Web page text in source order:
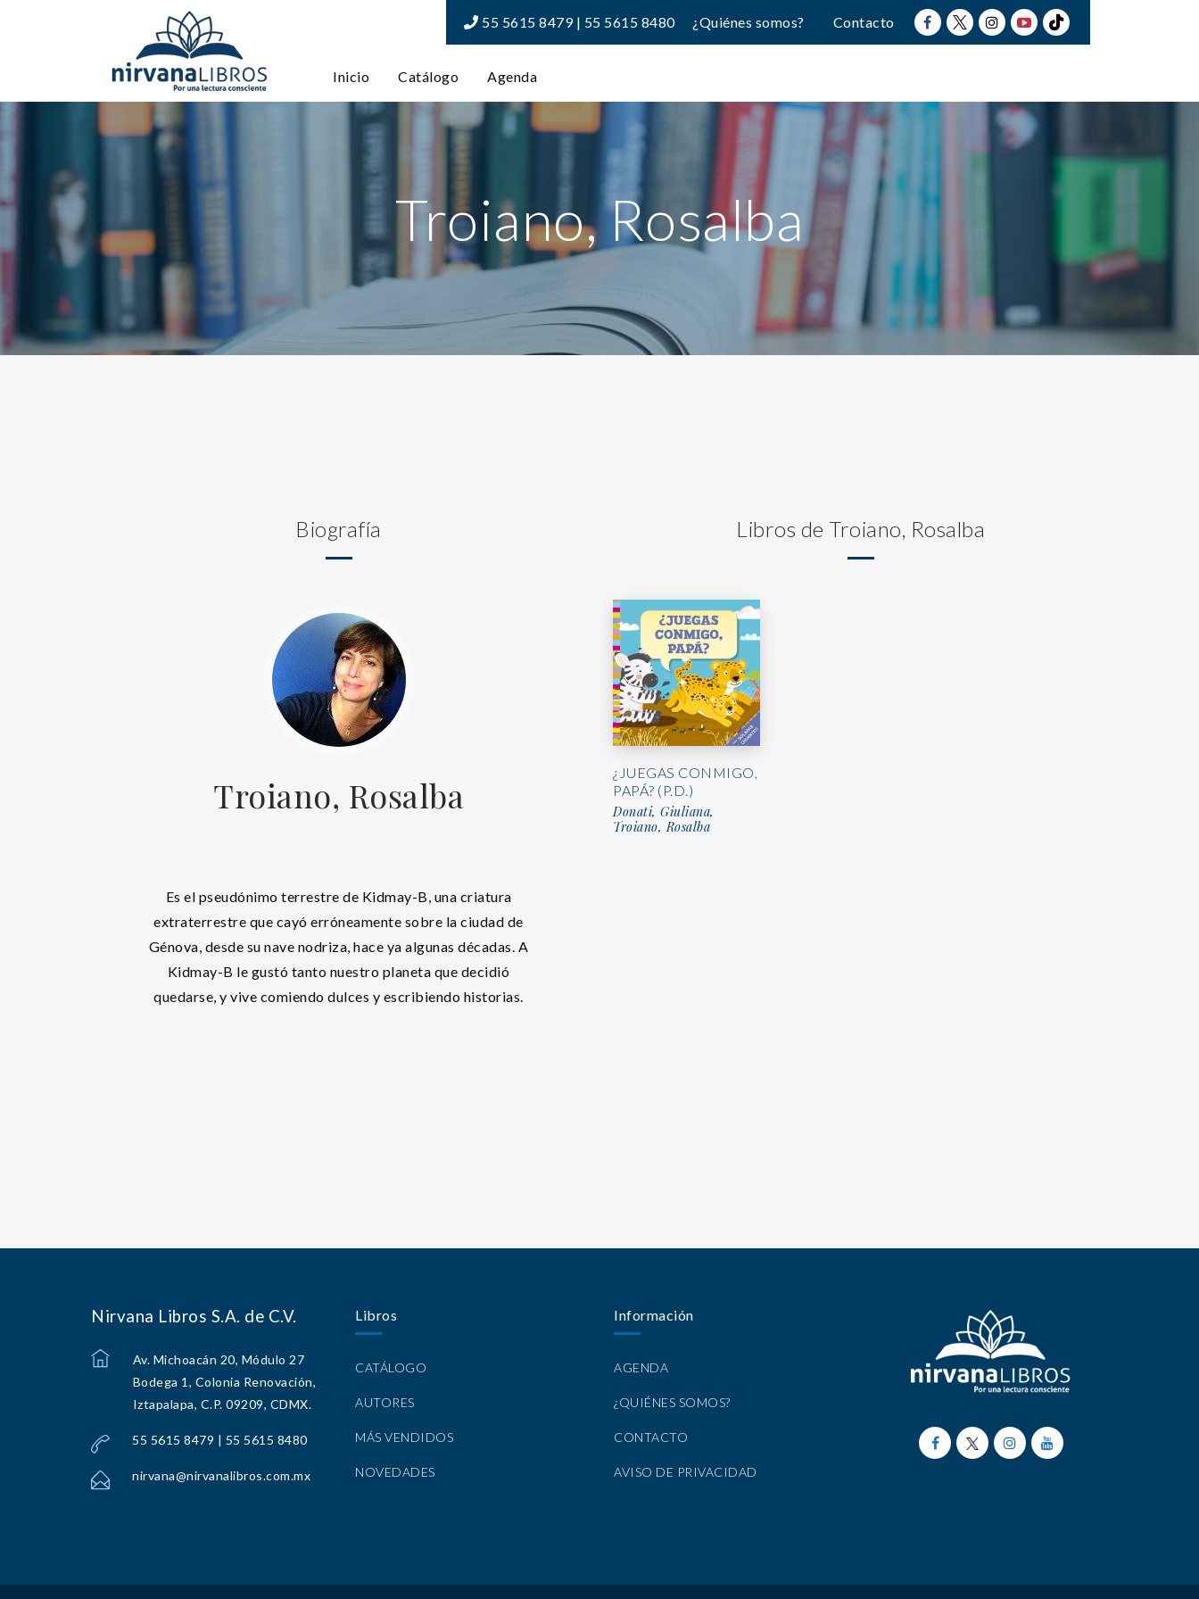
55 5615 8479 | 55 5615 8480 ¿Quiénes somos? Contacto
Inicio Catálogo Agenda
Troiano, Rosalba
Biografía
Troiano, Rosalba
Es el pseudónimo terrestre de Kidmay-B, una criatura
extraterrestre que cayó erróneamente sobre la ciudad de
Génova, desde su nave nodriza, hace ya algunas décadas. A
Kidmay-B le gustó tanto nuestro planeta que decidió
quedarse, y vive comiendo dulces y escribiendo historias.
Libros de Troiano, Rosalba
¿JUEGAS CONMIGO,
PAPÁ? (P.D.)
Donati, Giuliana,
Troiano, Rosalba
Nirvana Libros S.A. de C.V.
Av. Michoacán 20, Módulo 27
Bodega 1, Colonia Renovación,
Iztapalapa, C.P. 09209, CDMX.
55 5615 8479 | 55 5615 8480
nirvana@nirvanalibros.com.mx
Libros
CATÁLOGO
AUTORES
MÁS VENDIDOS
NOVEDADES
Información
AGENDA
¿QUIÉNES SOMOS?
CONTACTO
AVISO DE PRIVACIDAD